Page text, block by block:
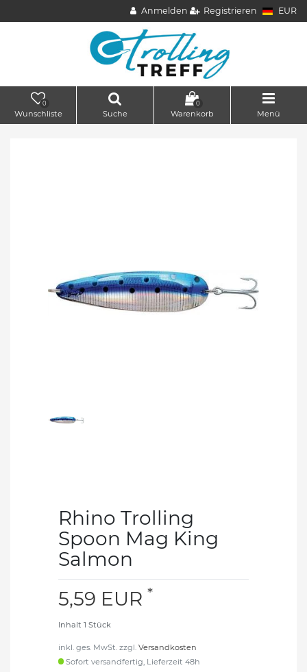
Anmelden Registrieren EUR
0
Wunschliste Suche
0
Warenkorb Menü
Rhino Trolling
Spoon Mag King
Salmon
5,59 EUR *
Inhalt 1 Stück
inkl. ges. MwSt. zzgl. Versandkosten
Sofort versandfertig, Lieferzeit 48h